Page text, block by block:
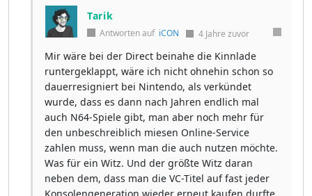
Tarik
Antworten auf iCON 4 Jahre zuvor
Mir wäre bei der Direct beinahe die Kinnlade
runtergeklappt, wäre ich nicht ohnehin schon so
dauerresigniert bei Nintendo, als verkündet
wurde, dass es dann nach Jahren endlich mal
auch N64-Spiele gibt, man aber noch mehr für
den unbeschreiblich miesen Online-Service
zahlen muss, wenn man die auch nutzen möchte.
Was für ein Witz. Und der größte Witz daran
neben dem, dass man die VC-Titel auf fast jeder